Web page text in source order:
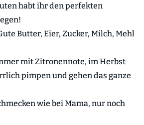
habt ihr den perfekten
Butter, Eier, Zucker, Milch, Mehl
mit Zitronennote, im Herbst
pimpen und gehen das ganze
wie bei Mama, nur noch